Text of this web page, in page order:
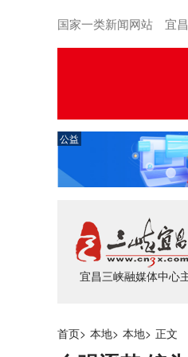
国家一类新闻网站 宜
公益
宜昌三峡融媒体中心
首页> 本地> 本地> 正文